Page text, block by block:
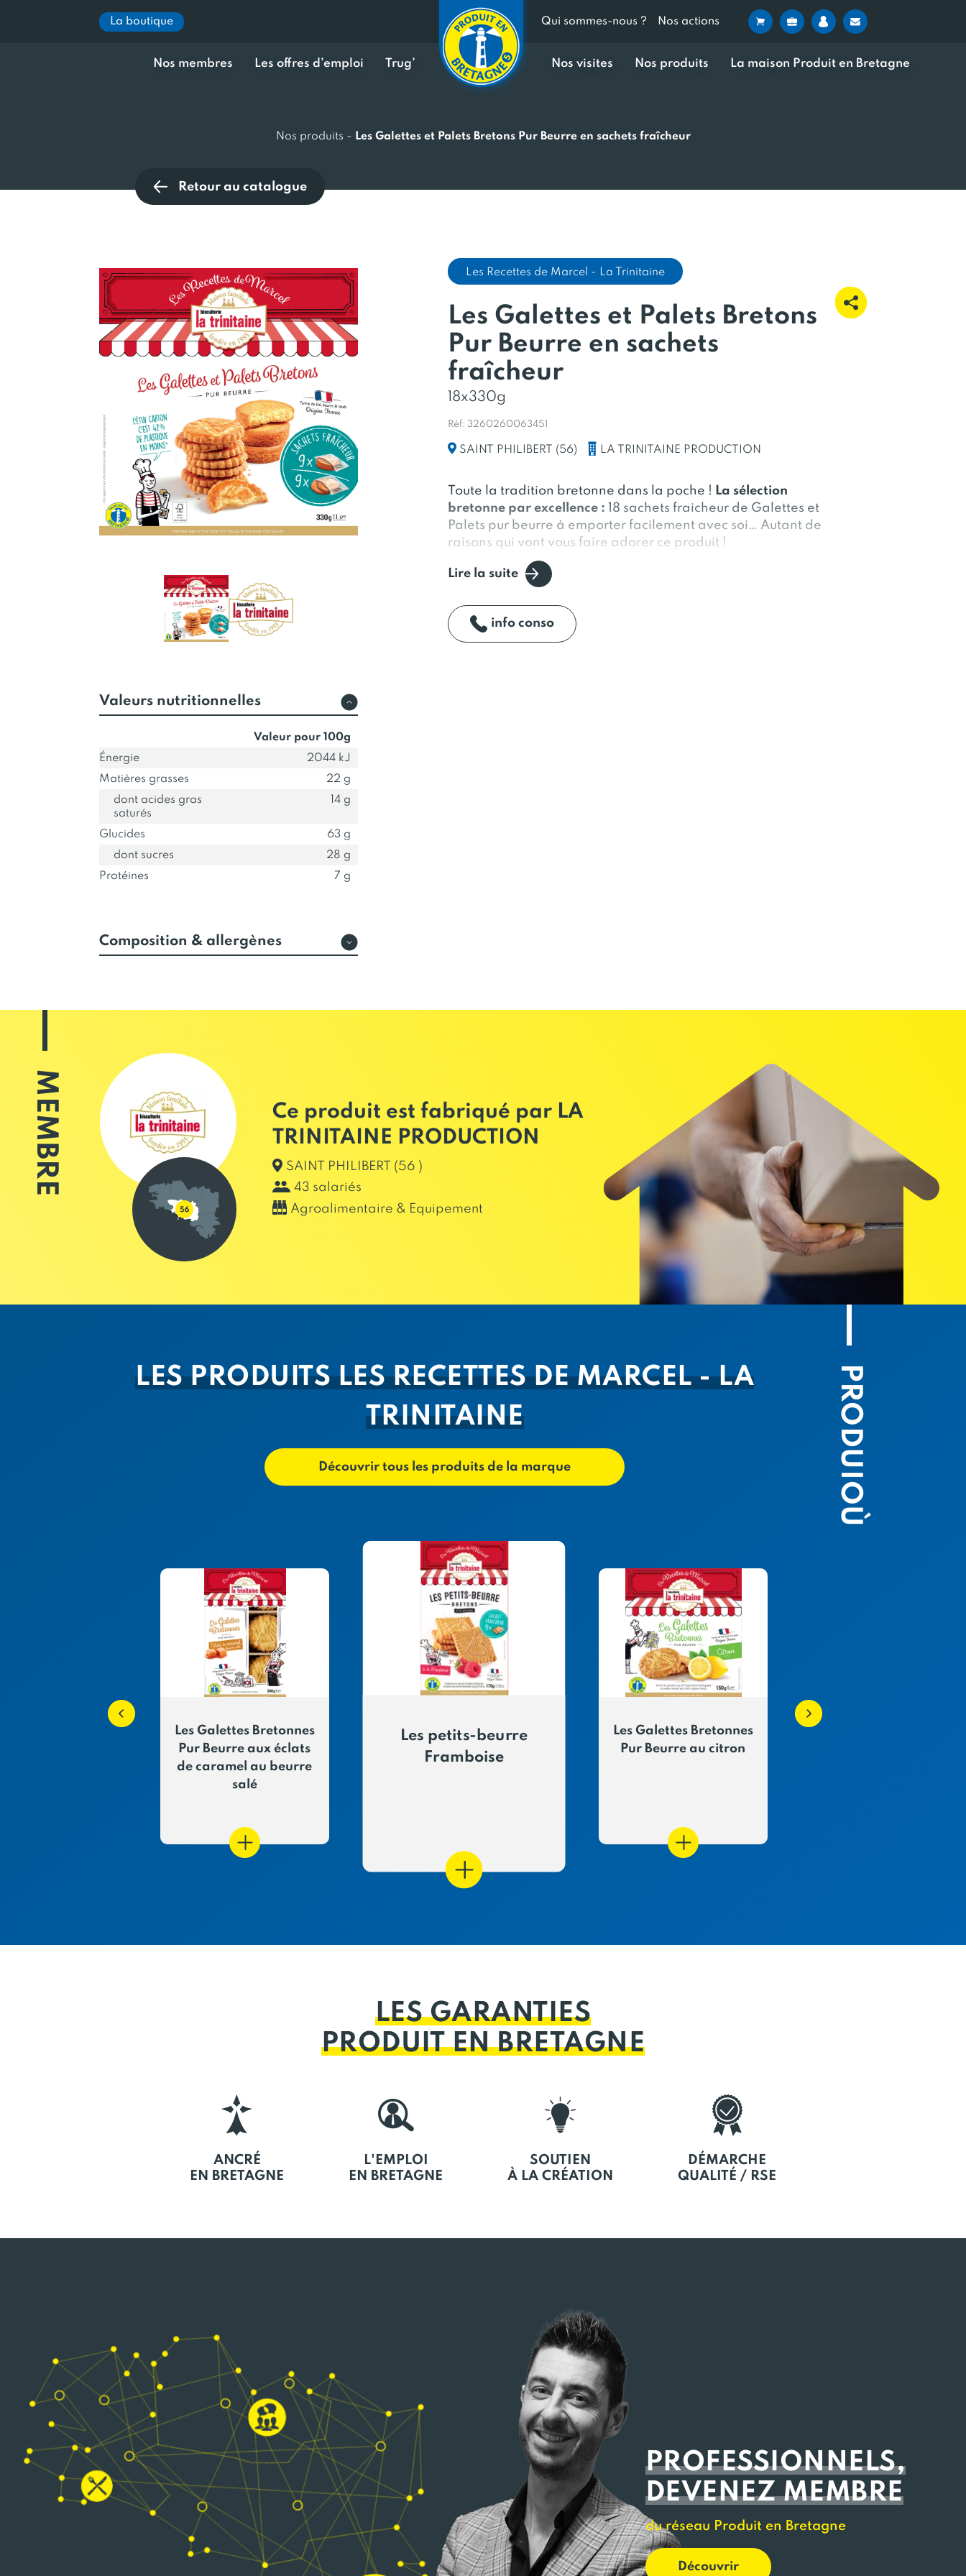
La boutique Qui sommes-nous ? Nos actions
Nos membres Les offres d’emploi Trug’ Nos visites Nos produits La maison Produit en Bretagne
Nos produits - Les Galettes et Palets Bretons Pur Beurre en sachets fraîcheur
Retour au catalogue
Valeurs nutritionnelles
Valeur pour 100g
Énergie
2044 kJ
Matières grasses
22 g
dont acides gras
saturés
14 g
Glucides
63 g
dont sucres
28 g
Protéines
7 g
Composition & allergènes
Les Recettes de Marcel - La Trinitaine
Les Galettes et Palets Bretons
Pur Beurre en sachets
fraîcheur
18x330g
Réf: 3260260063451
SAINT PHILIBERT (56) LA TRINITAINE PRODUCTION
Toute la tradition bretonne dans la poche ! La sélection
bretonne par excellence : 18 sachets fraicheur de Galettes et
Palets pur beurre à emporter facilement avec soi… Autant de
raisons qui vont vous faire adorer ce produit !
Lire la suite
info conso
MEMBRE
Ce produit est fabriqué par LA
TRINITAINE PRODUCTION
SAINT PHILIBERT (56 )
43 salariés
Agroalimentaire & Equipement
PRODUIOÙ
LES PRODUITS LES RECETTES DE MARCEL - LA
TRINITAINE
Découvrir tous les produits de la marque
Les Galettes Bretonnes
Pur Beurre aux éclats
de caramel au beurre
salé
Les petits-beurre
Framboise
Les Galettes Bretonnes
Pur Beurre au citron
LES GARANTIES
PRODUIT EN BRETAGNE
ANCRÉ
EN BRETAGNE
L'EMPLOI
EN BRETAGNE
SOUTIEN
À LA CRÉATION
DÉMARCHE
QUALITÉ / RSE
PROFESSIONNELS,
DEVENEZ MEMBRE
du réseau Produit en Bretagne
Découvrir